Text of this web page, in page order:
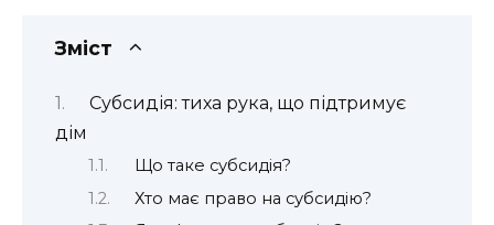
Зміст
Субсидія: тиха рука, що підтримує
дім
Що таке субсидія?
Хто має право на субсидію?